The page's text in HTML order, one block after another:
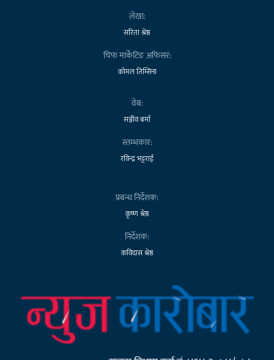
लेखा:
सरिता श्रेष्ठ
चिफ मार्केटिङ अफिसर:
कोमल तिम्सिना
वेब:
सञ्जीव बर्मा
स्तम्भकार:
रविन्द्र भट्टराई
प्रबन्ध निर्देशक:
कृष्ण श्रेष्ठ
निर्देशक:
कविदास श्रेष्ठ